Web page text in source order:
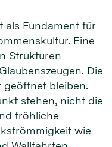
als Fundament für
Eine
Strukturen
Die
geöffnet bleiben.
stehen, nicht die
fröhliche
wie